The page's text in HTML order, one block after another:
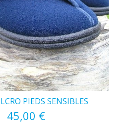
PIEDS SENSIBLES
45,00 €